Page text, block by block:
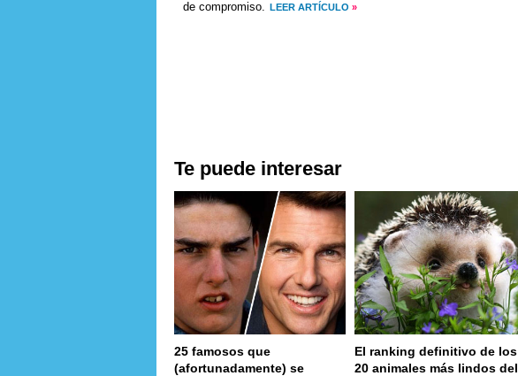
de compromiso. LEER ARTÍCULO »
Te puede interesar
25 famosos que
(afortunadamente) se
El ranking definitivo de los
20 animales más lindos del